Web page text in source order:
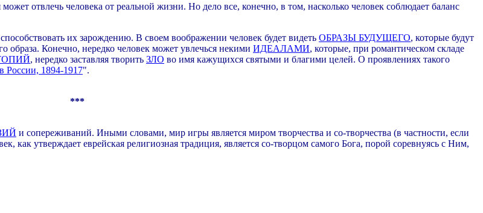
отвлечь человека от реальной жизни. Но дело все, конечно, в том, насколько человек соблюдает баланс
их зарождению. В своем воображении человек будет видеть ОБРАЗЫ БУДУЩЕГО, которые будут
образа. Конечно, нередко человек может увлечься некими ИДЕАЛАМИ, которые, при романтическом складе
, нередко заставляя творить ЗЛО во имя кажущихся святыми и благими целей. О проявлениях такого
России, 1894-1917".
***
и сопереживаний. Иными словами, мир игры является миром творчества и со-творчества (в частности, если
как утверждает еврейская религиозная традиция, является со-творцом самого Бога, порой соревнуясь с Ним,